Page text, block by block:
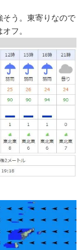
う。東寄りなので
フ。